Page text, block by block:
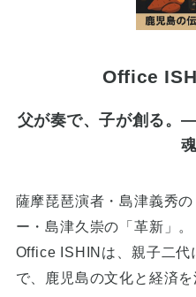
Office
父が奏で、子が創る。
薩摩琵琶演者・島津義秀
ー・島津久崇の「革新」。
Office ISHINは、親子二代
で、鹿児島の文化と経済を